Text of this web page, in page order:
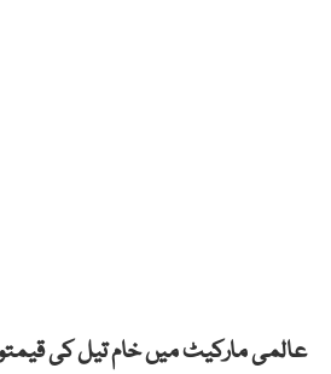
عالمی مارکیٹ میں خام تیل کی